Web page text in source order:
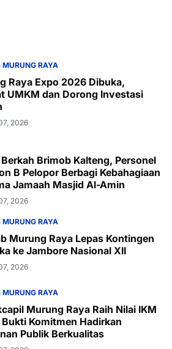
RAYA
Raya Expo 2026 Dibuka,
UMKM dan Dorong Investasi
2026
Brimob Kalteng, Personel
B Pelopor Berbagi Kebahagiaan
Jamaah Masjid Al-Amin
2026
RAYA
Murung Raya Lepas Kontingen
ke Jambore Nasional XII
2026
RAYA
Murung Raya Raih Nilai IKM
Komitmen Hadirkan
Publik Berkualitas